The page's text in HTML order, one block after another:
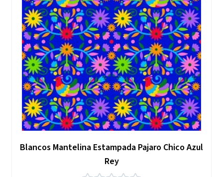
Blancos Mantelina Estampada Pajaro Chico Azul
Rey